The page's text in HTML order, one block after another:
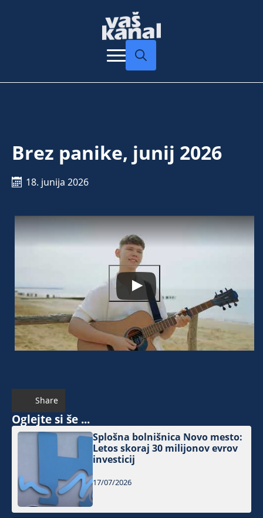
Brez panike, junij 2026
18. junija 2026
Share
Oglejte si še ...
Splošna bolnišnica Novo mesto:
Letos skoraj 30 milijonov evrov
investicij
17/07/2026